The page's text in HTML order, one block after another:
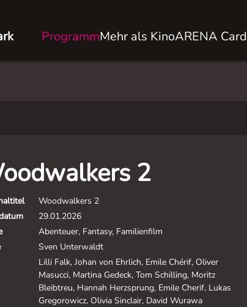
ProgrammMehr als KinoARENA Card
2
Woodwalkers 2
29.01.2026
Abenteuer, Fantasy, Familienfilm
Sven Unterwaldt
Lilli Falk, Johan von Ehrlich, Emile Chérif, Oliver
Masucci, Martina Gedeck, Tom Schilling, Moritz
Bleibtreu, Hannah Herzsprung, Emile Cherif, Lukas
Gregorowicz, Olivia Sinclair, David Wurawa